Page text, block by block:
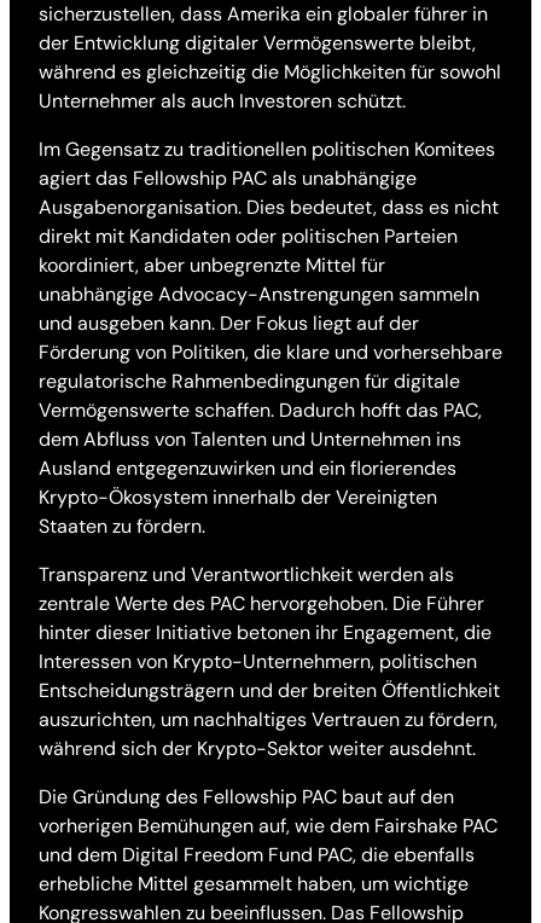
sicherzustellen, dass Amerika ein globaler führer in
der Entwicklung digitaler Vermögenswerte bleibt,
während es gleichzeitig die Möglichkeiten für sowohl
Unternehmer als auch Investoren schützt.
Im Gegensatz zu traditionellen politischen Komitees
agiert das Fellowship PAC als unabhängige
Ausgabenorganisation. Dies bedeutet, dass es nicht
direkt mit Kandidaten oder politischen Parteien
koordiniert, aber unbegrenzte Mittel für
unabhängige Advocacy-Anstrengungen sammeln
und ausgeben kann. Der Fokus liegt auf der
Förderung von Politiken, die klare und vorhersehbare
regulatorische Rahmenbedingungen für digitale
Vermögenswerte schaffen. Dadurch hofft das PAC,
dem Abfluss von Talenten und Unternehmen ins
Ausland entgegenzuwirken und ein florierendes
Krypto-Ökosystem innerhalb der Vereinigten
Staaten zu fördern.
Transparenz und Verantwortlichkeit werden als
zentrale Werte des PAC hervorgehoben. Die Führer
hinter dieser Initiative betonen ihr Engagement, die
Interessen von Krypto-Unternehmern, politischen
Entscheidungsträgern und der breiten Öffentlichkeit
auszurichten, um nachhaltiges Vertrauen zu fördern,
während sich der Krypto-Sektor weiter ausdehnt.
Die Gründung des Fellowship PAC baut auf den
vorherigen Bemühungen auf, wie dem Fairshake PAC
und dem Digital Freedom Fund PAC, die ebenfalls
erhebliche Mittel gesammelt haben, um wichtige
Kongresswahlen zu beeinflussen. Das Fellowship